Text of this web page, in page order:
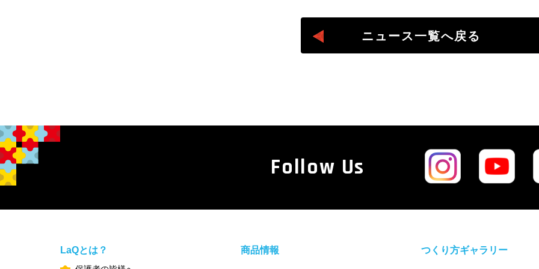
ニュース一覧へ戻る
Follow Us
LaQとは？ 商品情報 つくり方ギャラリー